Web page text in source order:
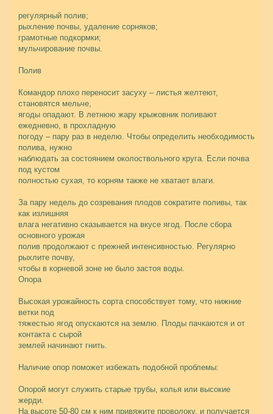
регулярный полив;
рыхление почвы, удаление сорняков;
грамотные подкормки;
мульчирование почвы.
Полив
Командор плохо переносит засуху – листья желтеют,
становятся мельче,
ягоды опадают. В летнюю жару крыжовник поливают
ежедневно, в прохладную
погоду – пару раз в неделю. Чтобы определить необходимость
полива, нужно
наблюдать за состоянием околоствольного круга. Если почва
под кустом
полностью сухая, то корням также не хватает влаги.
За пару недель до созревания плодов сократите поливы, так
как излишняя
влага негативно сказывается на вкусе ягод. После сбора
основного урожая
полив продолжают с прежней интенсивностью. Регулярно
рыхлите почву,
чтобы в корневой зоне не было застоя воды.
Опора
Высокая урожайность сорта способствует тому, что нижние
ветки под
тяжестью ягод опускаются на землю. Плоды пачкаются и от
контакта с сырой
землей начинают гнить.
Наличие опор поможет избежать подобной проблемы:
Опорой могут служить старые трубы, колья или высокие
жерди.
На высоте 50-80 см к ним привяжите проволоку, и получается